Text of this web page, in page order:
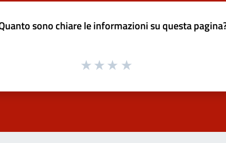
sono chiare le informazioni su questa